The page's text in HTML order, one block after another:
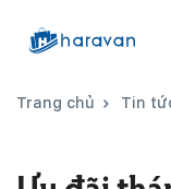
Trang chủ Tin